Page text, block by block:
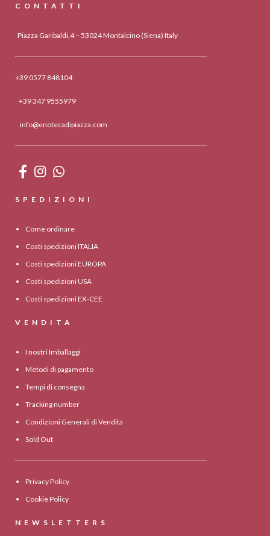
CONTATTI
Piazza Garibaldi,4 – 53024 Montalcino (Siena) Italy
+39 0577 848104
+39 347 9555979
info@enotecadipiazza.com
SPEDIZIONI
Come ordinare
Costi spedizioni ITALIA
Costi spedizioni EUROPA
Costi spedizioni USA
Costi spedizioni EX-CEE
VENDITA
I nostri Imballaggi
Metodi di pagamento
Tempi di consegna
Tracking number
Condizioni Generali di Vendita
Sold Out
Privacy Policy
Cookie Policy
NEWSLETTERS